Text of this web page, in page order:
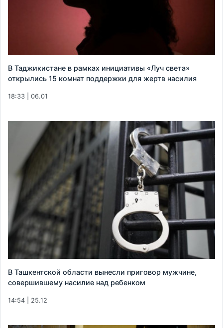
В Таджикистане в рамках инициативы «Луч света»
открылись 15 комнат поддержки для жертв насилия
18:33 | 06.01
В Ташкентской области вынесли приговор мужчине,
совершившему насилие над ребенком
14:54 | 25.12